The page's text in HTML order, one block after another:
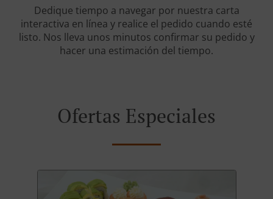
Dedique tiempo a navegar por nuestra carta
interactiva en línea y realice el pedido cuando esté
listo. Nos lleva unos minutos confirmar su pedido y
hacer una estimación del tiempo.
Ofertas Especiales